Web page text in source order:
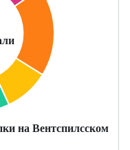
на Вентспилсском